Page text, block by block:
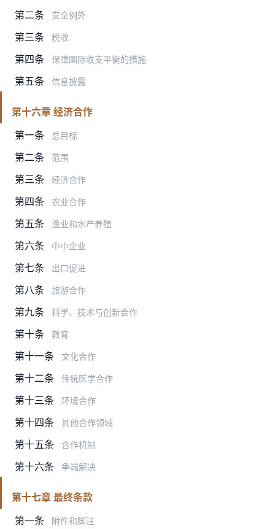
第二条 安全例外
第三条 税收
第四条 保障国际收支平衡的措施
第五条 信息披露
第十六章 经济合作
第一条
总目标
第二条 范围
第三条 经济合作
第四条 农业合作
第五条 渔业和水产养殖
第六条 中小企业
第七条 出口促进
第八条 旅游合作
第九条 科学、技术与创新合作
第十条 教育
第十一条 文化合作
第十二条 传统医学合作
第十三条 环境合作
第十四条 其他合作领域
第十五条 合作机制
第十六条 争端解决
第十七章 最终条款
第一条
附件和脚注